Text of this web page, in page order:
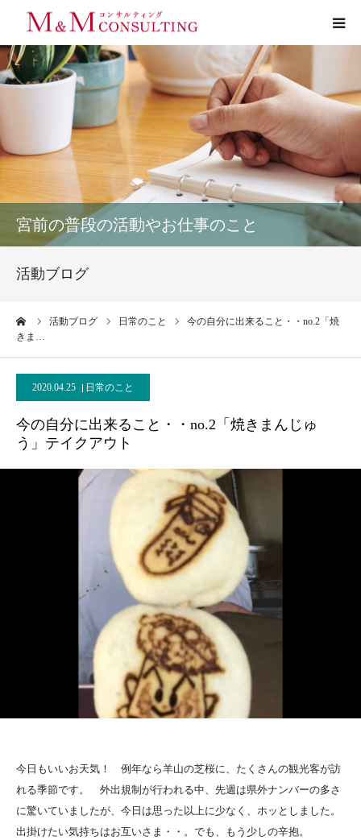
宮前の普段の活動やお仕事のこと
活動ブログ
活動ブログ 日常のこと
今の自分に出来ること・・no.2「焼
きま…
2020.04.25 日常のこと
今の自分に出来ること・・no.2「焼きまんじゅ
う」テイクアウト
今日もいいお天気！ 例年なら羊山の芝桜に、たくさんの観光客が訪
れる季節です。 外出規制が行われる中、先週は県外ナンバーの多さ
に驚いていましたが、今日は思った以上に少なく、ホッとしました。
出掛けたい気持ちはお互いさま・・。でも、もう少しの辛抱。
プロフィール
サービス
お客様の声
実績